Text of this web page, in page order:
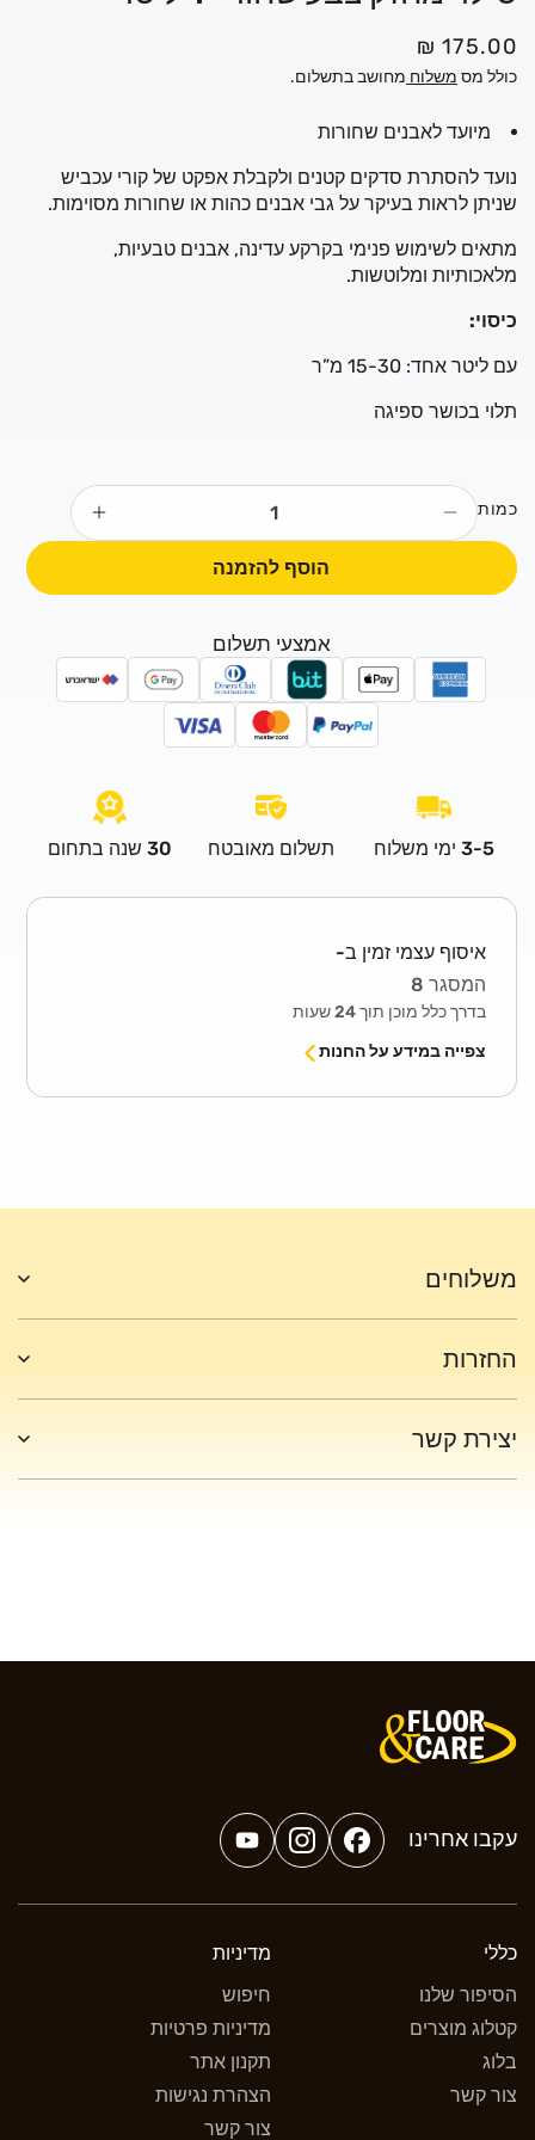
מ
ח
ר
ר
ג
י
ל
175.00 ₪
כולל מס משלוח מחושב בתשלום.
מיועד לאבנים שחורות
נועד להסתרת סדקים קטנים ולקבלת אפקט של קורי עכביש
שניתן לראות בעיקר על גבי אבנים כהות או שחורות מסוימות.
מתאים לשימוש פנימי בקרקע עדינה, אבנים טבעיות,
מלאכותיות ומלוטשות.
כיסוי:
עם ליטר אחד: 15-30 מ”ר
תלוי בכושר ספיגה
כמות
מחזק
שחור-
1
ליטר
הגדלת
מחזק
שחור-
1
ליטר
הוסף להזמנה
אמצעי תשלום
3-5 ימי משלוח תשלום מאובטח 30 שנה בתחום
איסוף עצמי זמין ב-
המסגר 8
בדרך כלל מוכן תוך 24 שעות
צפייה במידע על החנות
משלוחים
החזרות
יצירת קשר
עקבו אחרינו
Facebook
Instagram
YouTube
כללי
הסיפור שלנו
קטלוג מוצרים
בלוג
צור קשר
מדיניות
חיפוש
מדיניות פרטיות
תקנון אתר
הצהרת נגישות
צור קשר